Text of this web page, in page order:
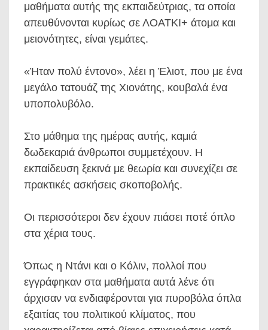
μαθήματα αυτής της εκπαιδεύτριας, τα οποία
απευθύνονται κυρίως σε ΛΟΑΤΚΙ+ άτομα και
μειονότητες, είναι γεμάτες.
«Ήταν πολύ έντονο», λέει η Έλιοτ, που με ένα
μεγάλο τατουάζ της Χιονάτης, κουβαλά ένα
υποπολυβόλο.
Στο μάθημα της ημέρας αυτής, καμιά
δωδεκαριά άνθρωποι συμμετέχουν. Η
εκπαίδευση ξεκινά με θεωρία και συνεχίζει σε
πρακτικές ασκήσεις σκοποβολής.
Οι περισσότεροι δεν έχουν πιάσει ποτέ όπλο
στα χέρια τους.
Όπως η Ντάνι και ο Κόλιν, πολλοί που
εγγράφηκαν στα μαθήματα αυτά λένε ότι
άρχισαν να ενδιαφέρονται για πυροβόλα όπλα
εξαιτίας του πολιτικού κλίματος, που